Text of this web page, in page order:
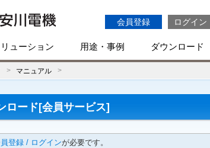
会員登録 ログイン
ューション 用途・事例 ダウンロード
マニュアル
ロード[会員サービス]
登録 / ログインが必要です。